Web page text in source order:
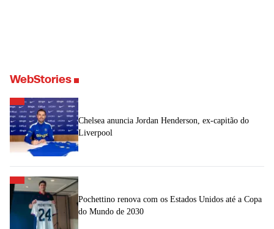
WebStories
Chelsea anuncia Jordan Henderson, ex-capitão do
Liverpool
Pochettino renova com os Estados Unidos até a Copa
do Mundo de 2030